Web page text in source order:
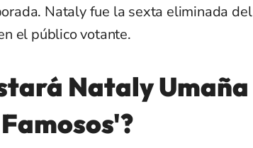
Nataly fue la sexta eliminada del
el público votante.
Nataly Umaña